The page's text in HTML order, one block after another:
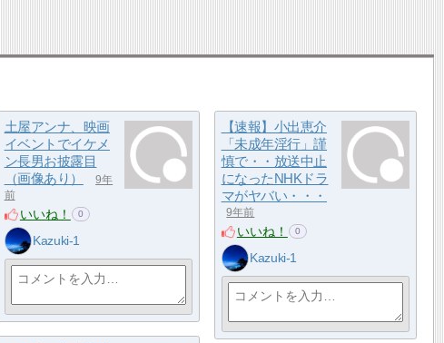
土屋アンナ、映画
イベントでイケメ
ン長男お披露目
（画像あり）
9年
前
いいね！ 0
Kazuki-1
【速報】小出恵介
「未成年淫行」謹
慎で・・放送中止
になったNHKドラ
マがヤバい・・・
9年前
いいね！ 0
Kazuki-1